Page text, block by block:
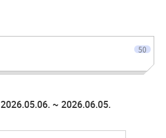
50
2026.05.06. ~ 2026.06.05.